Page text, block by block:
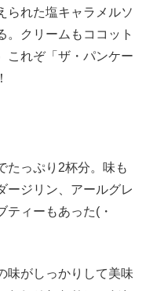
られた塩キャラメルソ
。クリームもココット
これぞ「ザ・パンケー
たっぷり2杯分。味も
ージリン、アールグレ
ティーもあった(・
味がしっかりして美味